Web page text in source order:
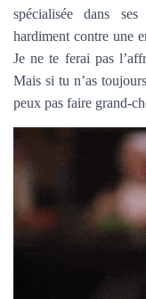
spécialisée dans
hardiment contre une
Je ne te ferai pas
Mais si tu n’as
peux pas faire grand-